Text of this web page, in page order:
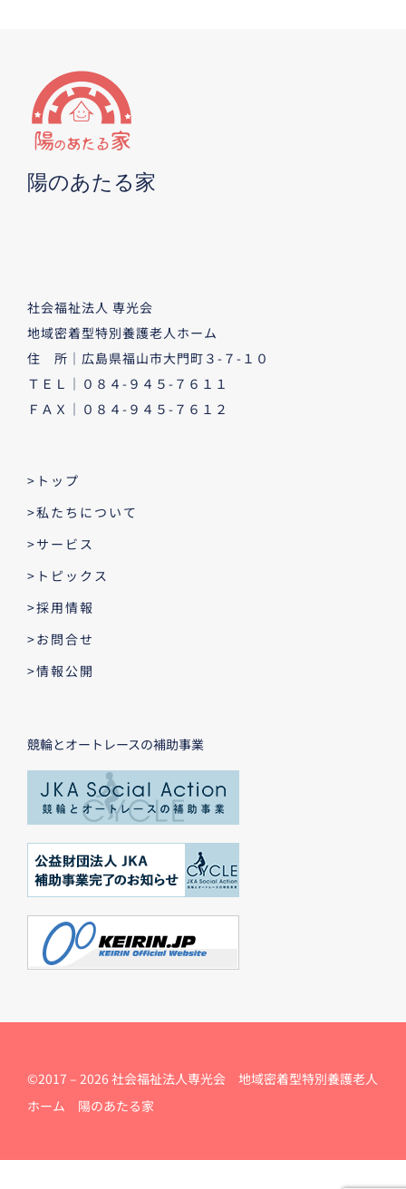
陽のあたる家
社会福祉法人 専光会
地域密着型特別養護老人ホーム
住 所｜広島県福山市大門町３-７-１０
ＴＥＬ｜０８４-９４５-７６１１
ＦＡＸ｜０８４-９４５-７６１２
>トップ
>私たちについて
>サービス
>トピックス
>採用情報
>お問合せ
>情報公開
競輪とオートレースの補助事業
©2017 – 2026 社会福祉法人専光会 地域密着型特別養護老人
ホーム 陽のあたる家